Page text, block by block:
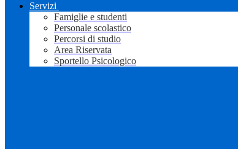
Servizi
Famiglie e studenti
Personale scolastico
Percorsi di studio
Area Riservata
Sportello Psicologico